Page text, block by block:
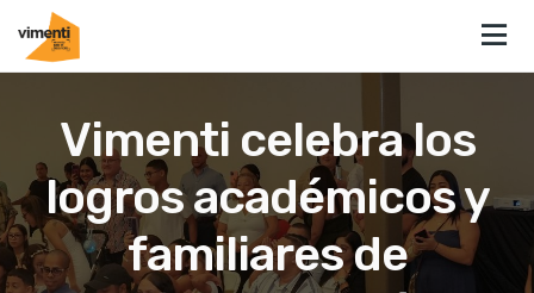
Vimenti celebra los
logros académicos y
familiares de